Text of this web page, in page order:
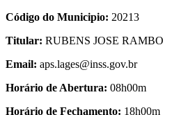
Código do Municipio: 20213
Titular: RUBENS JOSE RAMBO
Email: aps.lages@inss.gov.br
Horário de Abertura: 08h00m
Horário de Fechamento: 18h00m